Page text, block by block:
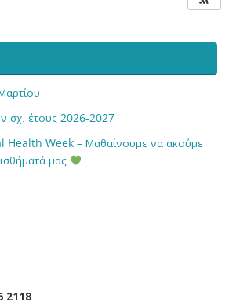
σχ. έτους 2026-2027
Health Week – Μαθαίνουμε να ακούμε
μας
2118